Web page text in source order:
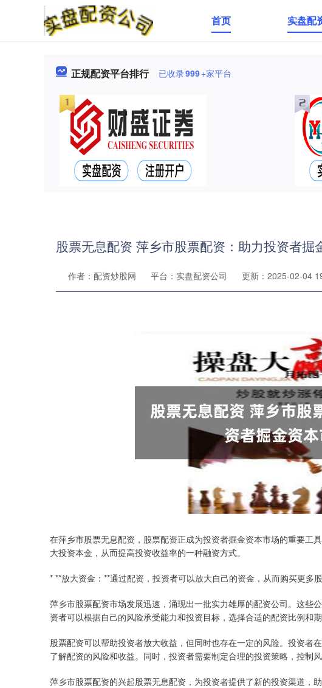
首页 实盘配
正规配资平台排行 已收录999+家平台
股票无息配资 萍乡市股票配资：助力投资者掘
作者：配资炒股网 平台：实盘配资公司 更新：2025-02-04
在萍乡市股票无息配资，股票配资正成为投资者掘金资本市场的重要工
大投资本金，从而提高投资收益率的一种融资方式。
* **放大资金：**通过配资，投资者可以放大自己的资金，从而购买更多
萍乡市股票配资市场发展迅速，涌现出一批实力雄厚的配资公司。这些
资者可以根据自己的风险承受能力和投资目标，选择合适的配资比例和期
股票配资可以帮助投资者放大收益，但同时也存在一定的风险。投资者
了解配资的风险和收益。同时，投资者需要制定合理的投资策略，控制
萍乡市股票配资的兴起股票无息配资，为投资者提供了新的投资渠道，